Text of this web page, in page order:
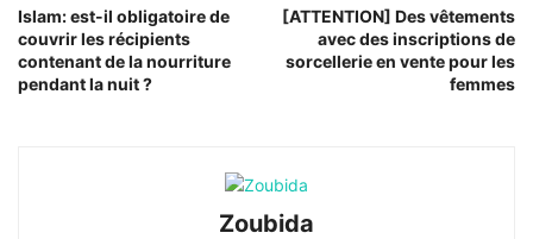
Islam: est-il obligatoire de
couvrir les récipients
contenant de la nourriture
pendant la nuit ?
[ATTENTION] Des vêtements
avec des inscriptions de
sorcellerie en vente pour les
femmes
Zoubida